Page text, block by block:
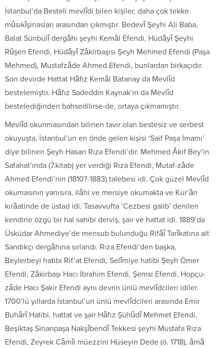
İstanbul’da Besteli mevlîdi bilen kişiler, daha çok tekke
mûsıkîşinasları arasından çıkmıştır. Bedevî Şeyhi Ali Baba,
Balat Sünbülî dergâhı şeyhi Kemâl Efendi, Hüdâyî Şeyhi
Rûşen Efendi, Hüdâyî Zâkirbaşısı Şeyh Mehmed Efendi (Paşa
Mehmed), Mustafzâde Ahmed Efendi, bunlardan birkaçıdır.
Son devirde Hattat Hâfız Kemâl Batanay da Mevlîd
bestelemiştir. Hâfız Sadeddin Kaynak’ın da Mevlîd
bestelediğinden bahsedilirse-de, ortaya çıkmamıştır.
Mevlîd okunmasından bilinen tavır olan bestesiz ve serbest
okuyuşta, İstanbul’un en önde gelen kişisi ‘Saif Paşa İmamı’
diye bilinen Şeyh Hasan Rıza Efendi’dir. Mehmed Âkif Bey’in
Safahat’ında (7.kitab) yer verdiği Rıza Efendi, Mutaf-zâde
Ahmed Efendi’nin (1810?-1883) talebesi idi. Çok güzel Mevlîd
okumasının yanısıra, ilâhi ve mersiye okumakta ve Kur’ân
kırâatinde de üstad idi. Tasavvufta ‘Cezbesi galib’ denilen
kendine özgü bir hal sahibi derviş, şair ve hattat idi. 1889’da
Üsküdar Ahmediye’de mensub bulunduğu Rifâî Tarîkatına ait
Sandıkçı dergâhına sırlandı. Rıza Efendi’den başka,
Beylerbeyi hatibi Rif’at Efendi, Selîmiye hatibi Şeyh Ömer
Efendi, Zâkirbaşı Hacı İbrahim Efendi, Şemsi Efendi, Hopçu-
zâde Hacı Şakir Efendi aynı devrin ünlü mevlîdcileri idiler.
1700’lü yıllarda İstanbul’un ünlü mevlîdcileri arasında Emir
Buhârî Hatibi, hattat ve şair Hâfız Şühûdî Mehmet Efendi,
Beşiktaş Sinanpaşa Nakşîbendî Tekkesi şeyhi Mustafa Rıza
Efendi, Zeyrek Câmîi müezzini Hüseyin Dede (ö. 1718), âmâ